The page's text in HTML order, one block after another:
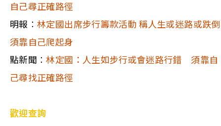
自己尋正確路徑
明報︰林定國出席步行籌款活動 稱人生或迷路或跌倒
須靠自己爬起身
點新聞︰林定國：人生如步行或會迷路行錯 須靠自
己尋找正確路徑
歡迎查詢